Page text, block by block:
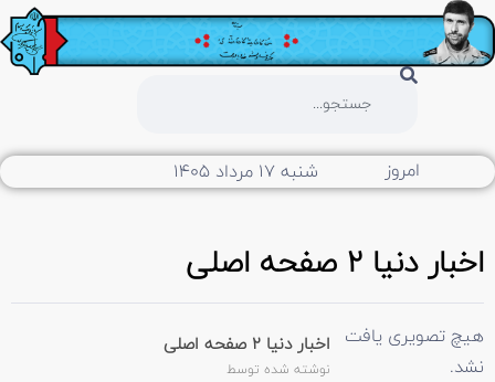
امروز شنبه ۱۷ مرداد ۱۴۰۵
اخبار دنیا 2 صفحه اصلی
هیچ تصویری یافت
نشد.
اخبار دنیا 2 صفحه اصلی
نوشته شده توسط